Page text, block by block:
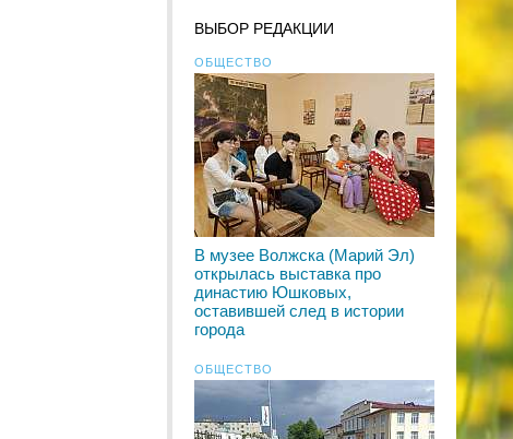
ВЫБОР РЕДАКЦИИ
ОБЩЕСТВО
В музее Волжска (Марий Эл)
открылась выставка про
династию Юшковых,
оставившей след в истории
города
ОБЩЕСТВО